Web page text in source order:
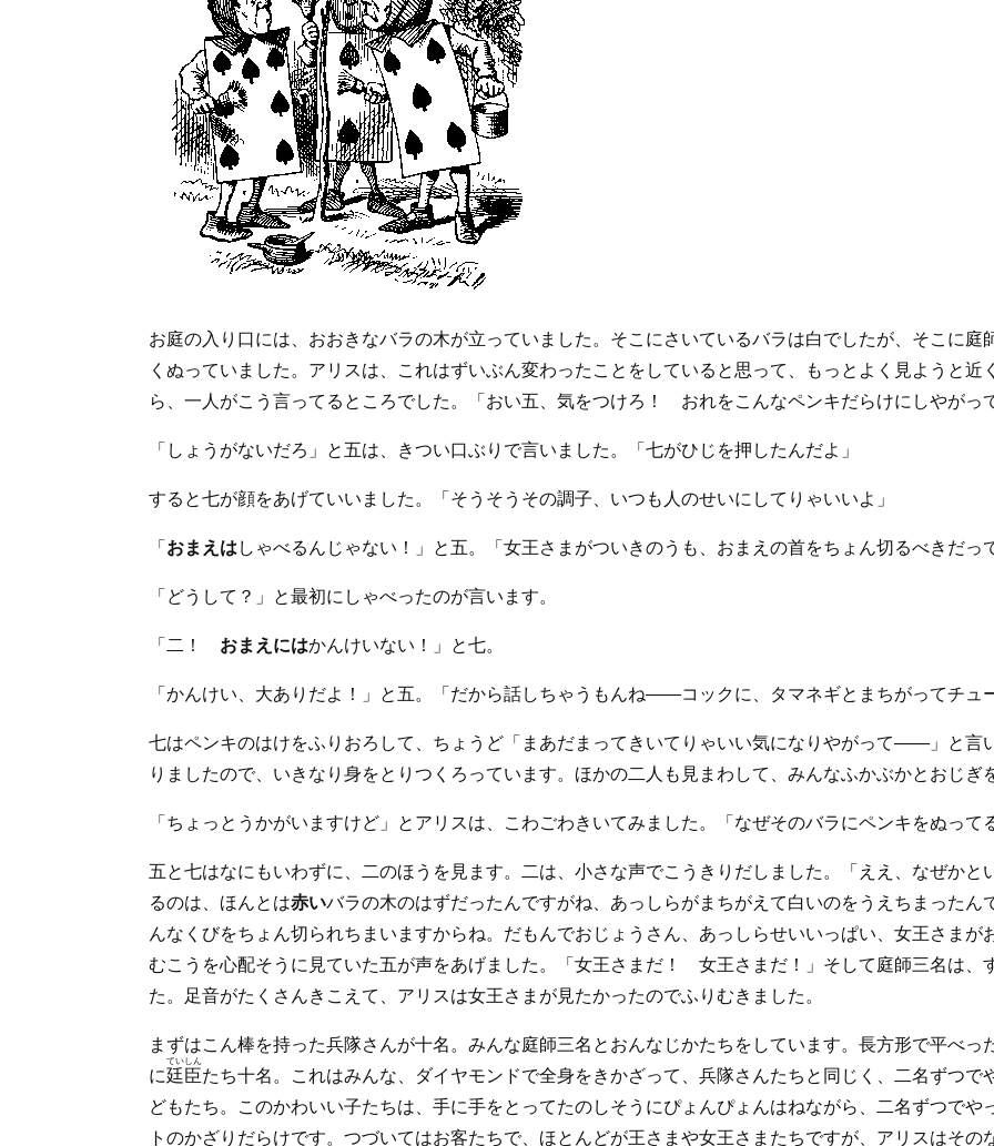
お庭の入り口には、おおきなバラの木が立っていました。そこにさいているバラは白でしたが、そこに
くぬっていました。アリスは、これはずいぶん変わったことをしていると思って、もっとよく見ようと近
ら、一人がこう言ってるところでした。「おい五、気をつけろ！ おれをこんなペンキだらけにしやがっ
「しょうがないだろ」と五は、きつい口ぶりで言いました。「七がひじを押したんだよ」
すると七が顔をあげていいました。「そうそうその調子、いつも人のせいにしてりゃいいよ」
「 おまえは しゃべるんじゃない！」と五。「女王さまがついきのうも、おまえの首をちょん切るべきだっ
「どうして？」と最初にしゃべったのが言います。
「二！ おまえにはかんけいない！」と七。
「かんけい、大ありだよ！」と五。「だから話しちゃうもんね――コックに、タマネギとまちがってチュ
七はペンキのはけをふりおろして、ちょうど「まあだまってきいてりゃいい気になりやがって――」と言
りましたので、いきなり身をとりつくろっています。ほかの二人も見まわして、みんなふかぶかとおじぎ
「ちょっとうかがいますけど」とアリスは、こわごわきいてみました。「なぜそのバラにペンキをぬって
五と七はなにもいわずに、二のほうを見ます。二は、小さな声でこうきりだしました。「ええ、なぜかと
るのは、ほんとは赤いバラの木のはずだったんですがね、あっしらがまちがえて白いのをうえちまったん
んなくびをちょん切られちまいますからね。だもんでおじょうさん、あっしらせいいっぱい、女王さま
むこうを心配そうに見ていた五が声をあげました。「女王さまだ！ 女王さまだ！」そして庭師三名は、
た。足音がたくさんきこえて、アリスは女王さまが見たかったのでふりむきました。
まずはこん棒を持った兵隊さんが十名。みんな庭師三名とおんなじかたちをしています。長方形で平べ
に廷臣
ていしん
たち十名。これはみんな、ダイヤモンドで全身をきかざって、兵隊さんたちと同じく、二名ずつ
どもたち。このかわいい子たちは、手に手をとってたのしそうにぴょんぴょんはねながら、二名ずつで
トのかざりだらけです。つづいてはお客たちで、ほとんどが王さまや女王さまたちですが、アリスはそ